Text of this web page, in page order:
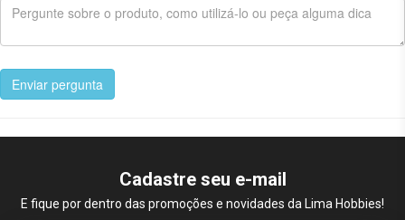
Enviar pergunta
Cadastre seu e-mail
E fique por dentro das promoções e novidades da Lima Hobbies!